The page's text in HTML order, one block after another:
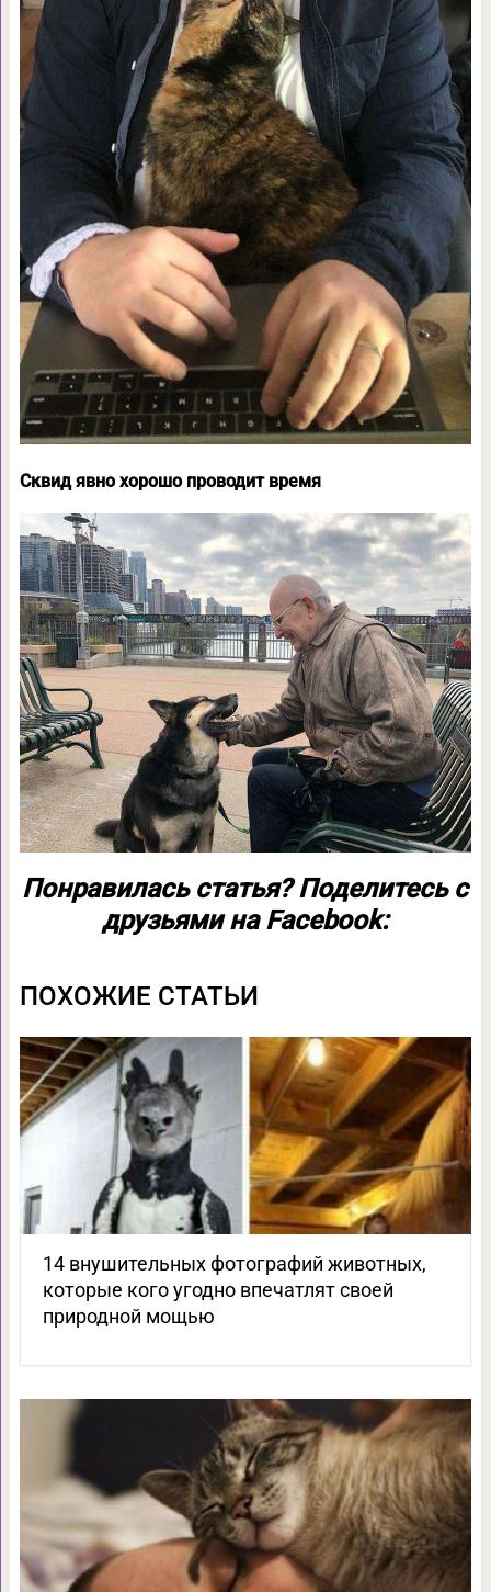
Сквид явно хорошо проводит время
Понравилась статья? Поделитесь с
друзьями на Facebook:
ПОХОЖИЕ СТАТЬИ
14 внушительных фотографий животных,
которые кого угодно впечатлят своей
природной мощью